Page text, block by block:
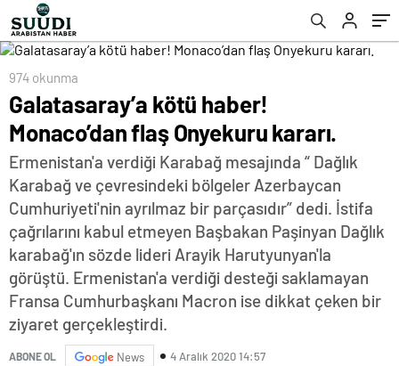
974 okunma
Galatasaray’a kötü haber!
Monaco’dan flaş Onyekuru kararı.
Ermenistan'a verdiği Karabağ mesajında “ Dağlık
Karabağ ve çevresindeki bölgeler Azerbaycan
Cumhuriyeti'nin ayrılmaz bir parçasıdır” dedi. İstifa
çağrılarını kabul etmeyen Başbakan Paşinyan Dağlık
karabağ'ın sözde lideri Arayik Harutyunyan'la
görüştü. Ermenistan'a verdiği desteği saklamayan
Fransa Cumhurbaşkanı Macron ise dikkat çeken bir
ziyaret gerçekleştirdi.
ABONE OL News 4 Aralık 2020 14:57